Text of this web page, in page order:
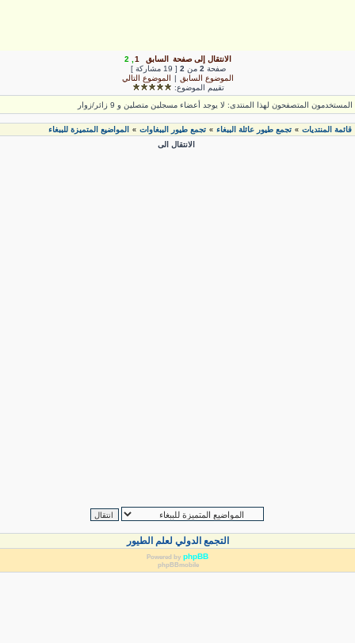
الانتقال إلى صفحة السابق ,
2
صفحة2من 2[ 19 مشاركة ]
الموضوع السابق| الموضوع التالي
تقييم الموضوع:
المستخدمون المتصفحون لهذا المنتدى: لا يوجد أعضاء مسجلين متصلين و 9 زائر/زوار
قائمة المنتديات» تجمع طيور عائلة الببغاء» تجمع طيور الببغاوات»
المواضيع المتميزة للببغاء
الانتقال الى
التجمع الدولي لعلم الطيور
Powered byphpBB
phpBBmobile